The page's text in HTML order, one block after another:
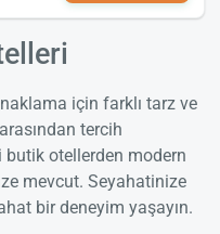
için farklı tarz ve
tercih
otellerden modern
mevcut. Seyahatinize
bir deneyim yaşayın.